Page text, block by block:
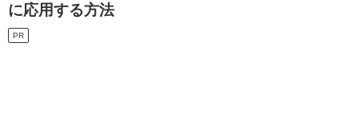
に応用する方法
PR